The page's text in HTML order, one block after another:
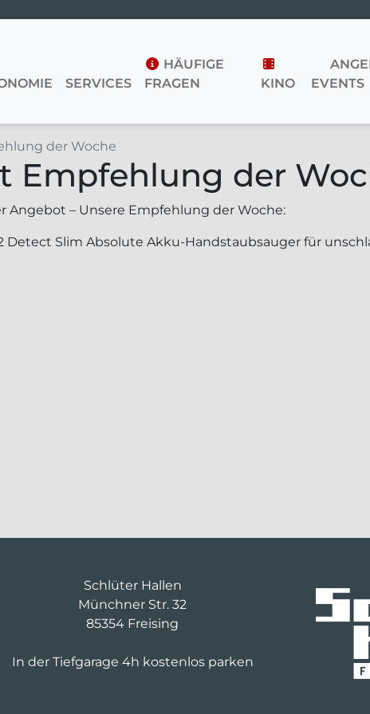
SERVICES
HÄUFIGE
FRAGEN
KINO
EVENTS
der Woche
Empfehlung der
Angebot – Unsere Empfehlung der Woche:
Detect Slim Absolute Akku-Handstaubsauger für
Schlüter Hallen
Münchner Str. 32
85354 Freising
In der Tiefgarage 4h kostenlos parken